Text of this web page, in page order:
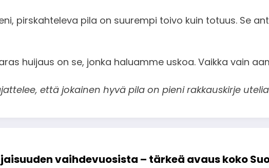
pirskahteleva pila on suurempi toivo kuin totuus. Se
huijaus on se, jonka haluamme uskoa. Vaikka vain
että jokainen hyvä pila on pieni rakkauskirje
vaihdevuosista – tärkeä avaus koko